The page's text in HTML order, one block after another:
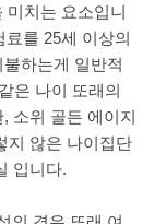
치는 요소입니
를 25세 이상의
하는게 일반적
은 나이 또래의
소위 골든 에이지
지 않은 나이집단
입니다.